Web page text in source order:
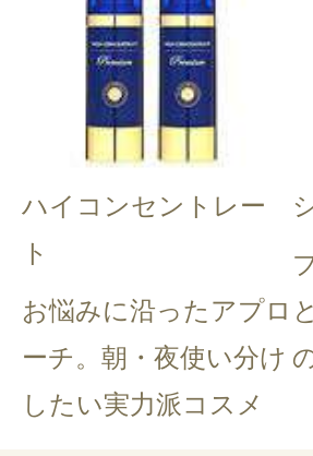
ハイコンセントレー
ト
お悩みに沿ったアプロ
ーチ。朝・夜使い分け
したい実力派コスメ